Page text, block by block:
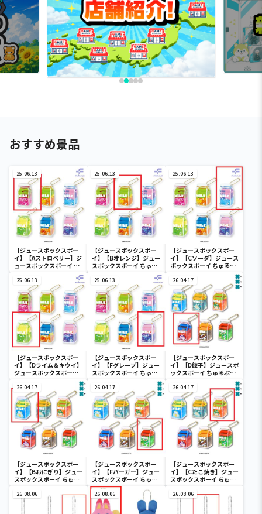
おすすめ景品
25.06.13
【ジュースボックスボー
イ】【Aストロベリー】ジ
ュースボックスボーイ ち
25.06.13
【ジュースボックスボー
イ】【Bオレンジ】ジュー
スボックスボーイ ちゅる
25.06.13
【ジュースボックスボー
イ】【Cソーダ】ジュース
ボックスボーイ ちゅるぷ
25.06.13
【ジュースボックスボー
イ】【Dライム＆キウイ】
ジュースボックスボーイ
25.06.13
【ジュースボックスボー
イ】【Fグレープ】ジュー
スボックスボーイ ちゅる
26.04.17
【ジュースボックスボー
イ】【D餃子】ジュースボ
ックスボーイ ちゅるぷか
26.04.17
【ジュースボックスボー
イ】【Bおにぎり】ジュー
スボックスボーイ ちゅる
26.04.17
【ジュースボックスボー
イ】【Fバーガー】ジュー
スボックスボーイ ちゅる
ぷかチャーム2
26.04.17
【ジュースボックスボー
イ】【Cたこ焼き】ジュー
スボックスボーイ ちゅる
26.08.06 26.08.06 26.08.06